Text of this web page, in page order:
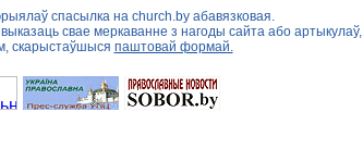
спасылка на church.by абавязковая.
свае меркаванне з нагоды сайта або артыкулаў,
скарыстаўшыся паштовай формай.